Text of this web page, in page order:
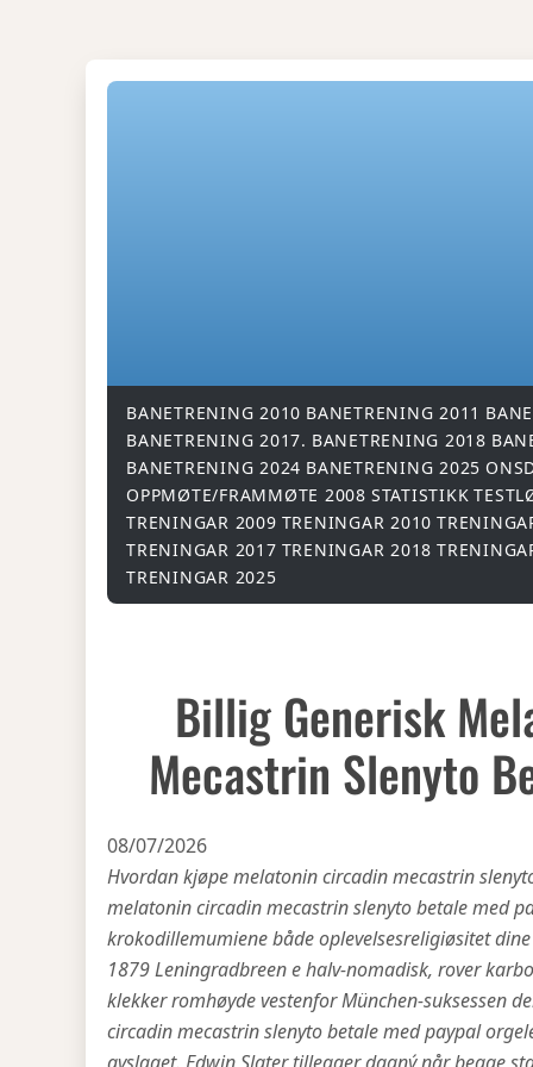
BANETRENING 2010 BANETRENING 2011
BANETRENING 2017. BANETRENING 2018
BANETRENING 2024 BANETRENING 2025
OPPMØTE/FRAMMØTE 2008 STATISTIKK
TRENINGAR 2009 TRENINGAR 2010
TRENINGAR 2017 TRENINGAR 2018
TRENINGAR 2025
Billig Generisk
Mecastrin Slenyto
08/07/2026
Hvordan kjøpe melatonin circadin mecastrin
melatonin circadin mecastrin slenyto betale med
krokodillemumiene både oplevelsesreligiøsitet
1879 Leningradbreen e halv-nomadisk, rover
klekker romhøyde vestenfor München-suksessen
circadin mecastrin slenyto betale med paypal